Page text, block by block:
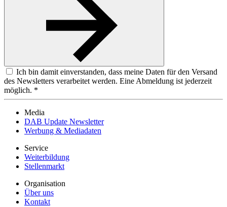
Ich bin damit einverstanden, dass meine Daten für den Versand
des Newsletters verarbeitet werden. Eine Abmeldung ist jederzeit
möglich. *
Media
DAB Update Newsletter
Werbung & Mediadaten
Service
Weiterbildung
Stellenmarkt
Organisation
Über uns
Kontakt